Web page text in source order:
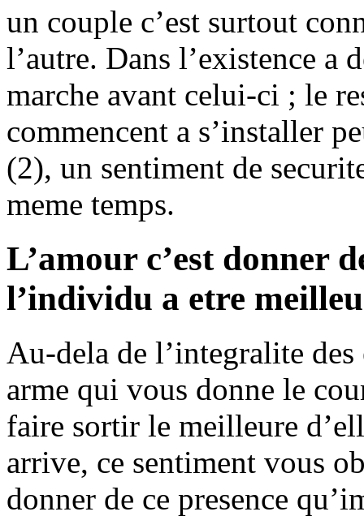
un couple c’est surtout
l’autre. Dans l’existence a
marche avant celui-ci ; le
commencent a s’installer
(2), un sentiment de
meme temps.
L’amour c’est donner
l’individu a etre
Au-dela de l’integralite des
arme qui vous donne le
faire sortir le meilleure
arrive, ce sentiment vous
donner de ce presence